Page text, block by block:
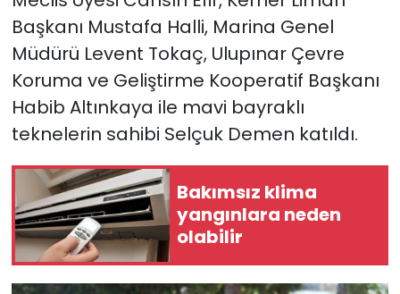
Başkanı Mustafa Halli, Marina Genel
Müdürü Levent Tokaç, Ulupınar Çevre
Koruma ve Geliştirme Kooperatif Başkanı
Habib Altınkaya ile mavi bayraklı
teknelerin sahibi Selçuk Demen katıldı.
Bakımsız klima
yangınlara neden
olabilir